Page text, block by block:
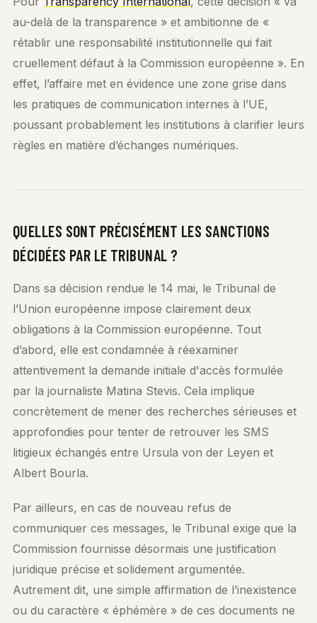
au-delà de la transparence » et ambitionne de «
rétablir une responsabilité institutionnelle qui fait
cruellement défaut à la Commission européenne ». En
effet, l’affaire met en évidence une zone grise dans
les pratiques de communication internes à l’UE,
poussant probablement les institutions à clarifier leurs
règles en matière d’échanges numériques.
QUELLES SONT PRÉCISÉMENT LES SANCTIONS
DÉCIDÉES PAR LE TRIBUNAL ?
Dans sa décision rendue le 14 mai, le Tribunal de
l’Union européenne impose clairement deux
obligations à la Commission européenne. Tout
d’abord, elle est condamnée à réexaminer
attentivement la demande initiale d'accès formulée
par la journaliste Matina Stevis. Cela implique
concrètement de mener des recherches sérieuses et
approfondies pour tenter de retrouver les SMS
litigieux échangés entre Ursula von der Leyen et
Albert Bourla.
Par ailleurs, en cas de nouveau refus de
communiquer ces messages, le Tribunal exige que la
Commission fournisse désormais une justification
juridique précise et solidement argumentée.
Autrement dit, une simple affirmation de l’inexistence
ou du caractère « éphémère » de ces documents ne